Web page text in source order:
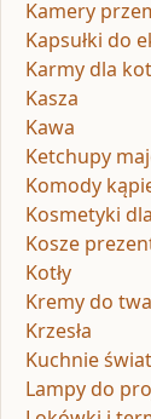
Kamery
Kapsułki do
Karmy dla
Kasza
Kawa
Ketchupy
Komody
Kosmetyki
Kosze
Kotły
Kremy do
Krzesła
Kuchnie
Lampy do